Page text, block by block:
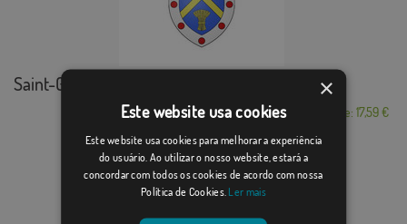
Saint-Germain-sur-Avre
Desde: 17,59 €
×
Este website usa cookies
Este website usa cookies para melhorar a experiência
do usuário. Ao utilizar o nosso website, estará a
concordar com todos os cookies de acordo com nossa
Política de Cookies. Ler mais